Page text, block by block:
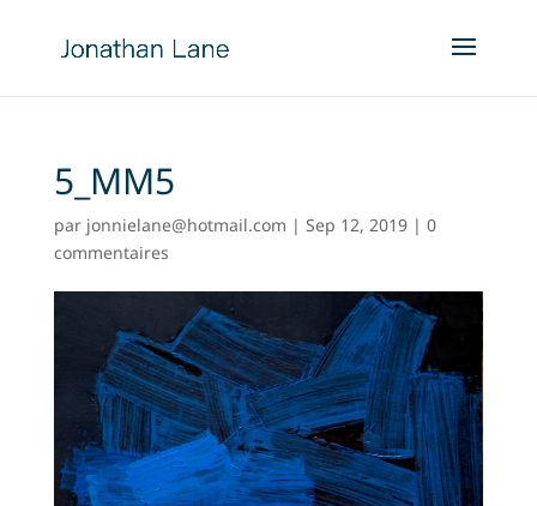
5_MM5
par jonnielane@hotmail.com | Sep 12, 2019| 0
commentaires